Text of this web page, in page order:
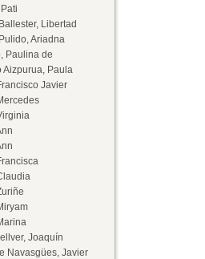
Libertad
Ariadna
Paulina de
Aizpurua, Paula
Javier
Joaquín
Navasgües, Javier